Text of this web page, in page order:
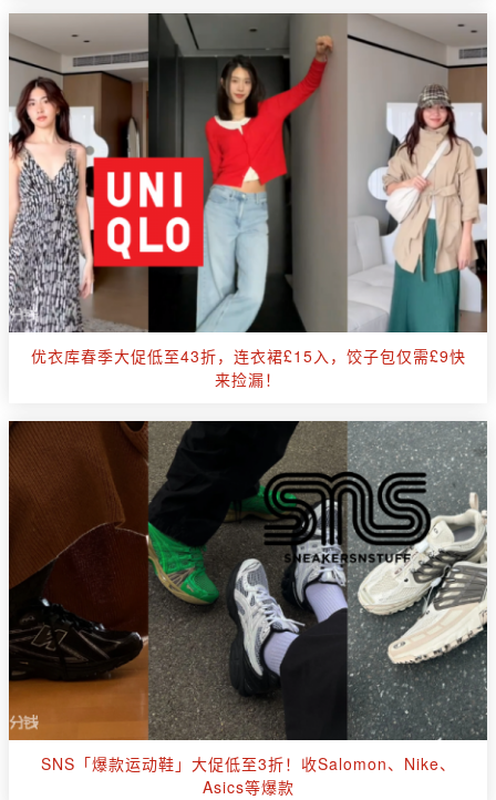
优衣库春季大促低至43折，连衣裙£15入，饺子包仅需£9快
来捡漏！
SNS「爆款运动鞋」大促低至3折！收Salomon、Nike、
Asics等爆款